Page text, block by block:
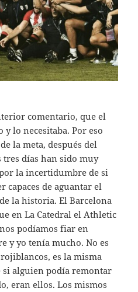
comentario, que el
lo necesitaba. Por eso
la meta, después del
días han sido muy
la incertidumbre de si
capaces de aguantar el
la historia. El Barcelona
en La Catedral el Athletic
podíamos fiar en
y yo tenía mucho. No es
es la misma
si alguien podía remontar
eran ellos. Los mismos